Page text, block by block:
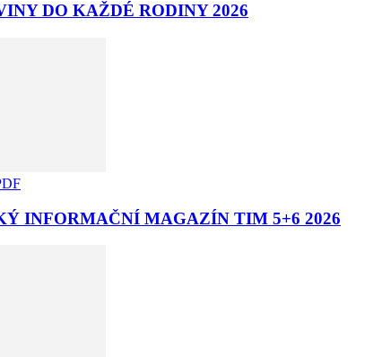
DO KAŽDÉ RODINY 2026
INFORMAČNÍ MAGAZÍN TIM 5+6 2026